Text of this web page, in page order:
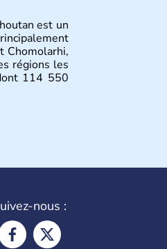
est un
Chomolarhi,
régions les
114 550
nous :